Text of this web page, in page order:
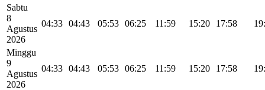
Sabtu
8
Agustus
2026
04:33 04:43 05:53 06:25 11:59 15:20 17:58
Minggu
9
Agustus
2026
04:33 04:43 05:53 06:25 11:59 15:20 17:58